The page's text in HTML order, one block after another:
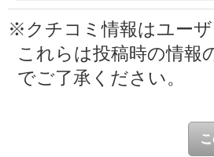
※クチコミ情報はユー
これらは投稿時の情報
でご了承ください。